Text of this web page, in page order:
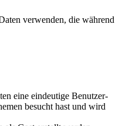
verwenden, die während
eine eindeutige Benutzer-
besucht hast und wird